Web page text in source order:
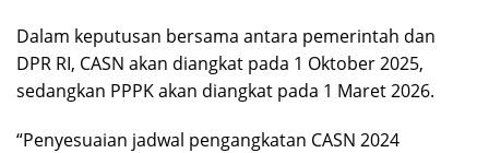
Dalam keputusan bersama antara pemerintah dan
DPR RI, CASN akan diangkat pada 1 Oktober 2025,
sedangkan PPPK akan diangkat pada 1 Maret 2026.
“Penyesuaian jadwal pengangkatan CASN 2024